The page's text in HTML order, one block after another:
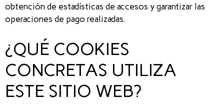
obtención de estadísticas de accesos y garantizar las
operaciones de pago realizadas.
¿QUÉ COOKIES
CONCRETAS UTILIZA
ESTE SITIO WEB?